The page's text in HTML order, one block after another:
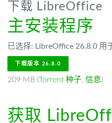
下载 LibreOffice
主安装程序
已选择: LibreOffice 26.8.0 用
下载版本 26.8.0
209 MB (Torrent 种子, 信息)
获取